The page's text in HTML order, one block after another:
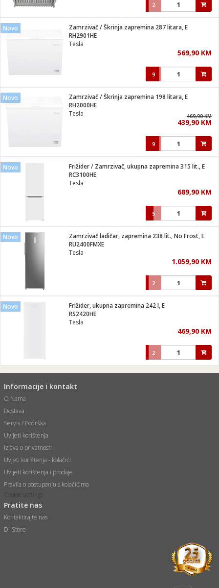
2
Novo
Zamrzivač / Škrinja zapremina 287 litara, E
RH2901HE
Tesla
569,90 KM
9
Novo
Zamrzivač / Škrinja zapremina 198 litara, E
RH2000HE
Tesla
469,90 KM
439,90 KM
9
Novo
Frižider / Zamrzivač, ukupna zapremina 315 lit., E
RC3100HE
Tesla
689,90 KM
5
Novo
Zamrzivač ladičar, zapremina 238 lit., No Frost, E
RU2400FMXE
Tesla
1.059,90 KM
2
Novo
Frižider, ukupna zapremina 242 l, E
RS2420HE
Tesla
469,90 KM
2
Informacije i kontakt
O Nama
Dostava
Servis / Podrška
Uvijeti korištenja
Izjava o privatnosti
Uvjeti korištenja - kolačići
Uvijeti korištenja i prodaje
Pravila o postupanju s kolačićima
Cookie settings
Pratite nas
Kontaktirajte nas
D|Store